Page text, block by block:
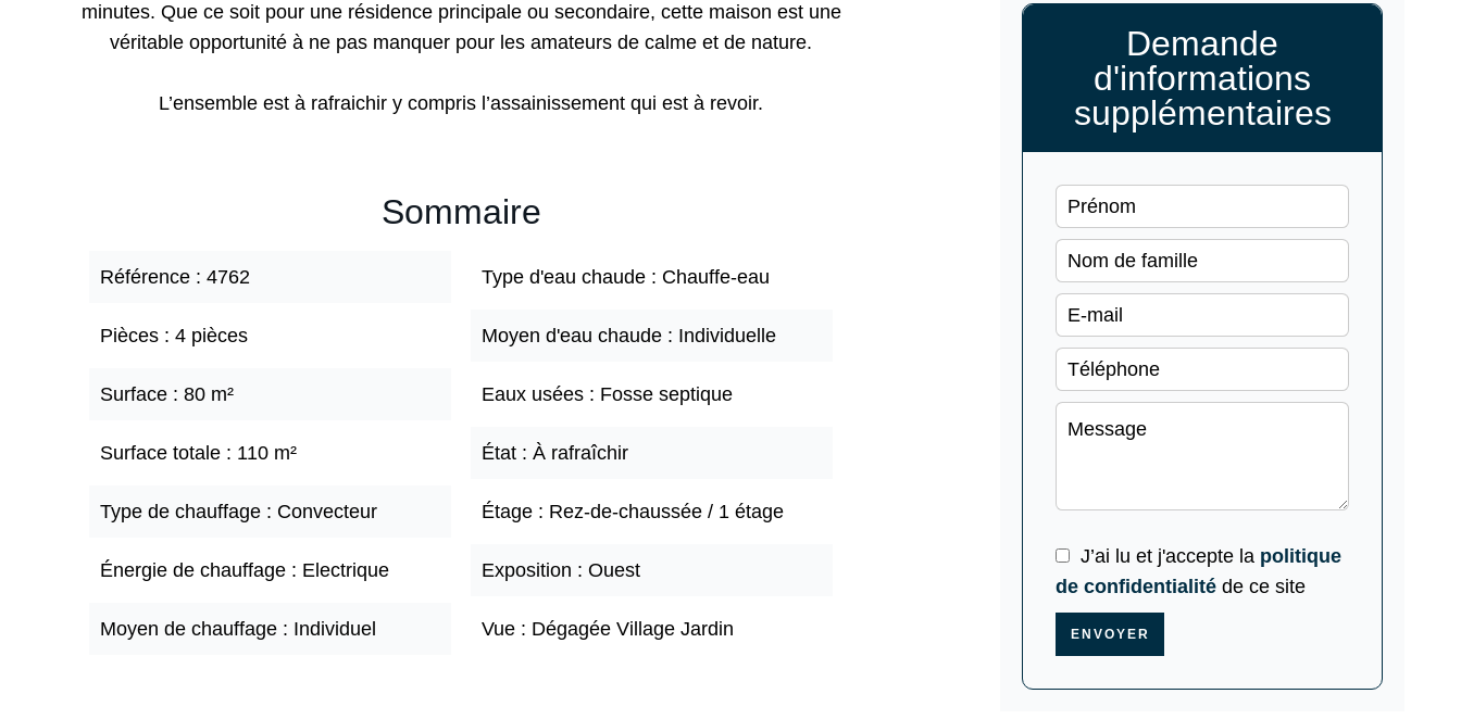
minutes. Que ce soit pour une résidence principale ou secondaire, cette maison est une
véritable opportunité à ne pas manquer pour les amateurs de calme et de nature.
L’ensemble est à rafraichir y compris l’assainissement qui est à revoir.
Sommaire
Référence 4762
Pièces 4 pièces
Surface 80 m²
Surface totale 110 m²
Type de chauffage Convecteur
Énergie de chauffage Electrique
Moyen de chauffage Individuel
Type d'eau chaude Chauffe-eau
Moyen d'eau chaude Individuelle
Eaux usées Fosse septique
État À rafraîchir
Étage Rez-de-chaussée / 1 étage
Exposition Ouest
Vue Dégagée Village Jardin
Demande
d'informations
supplémentaires
J’ai lu et j'accepte la politique
de confidentialité de ce site
ENVOYER